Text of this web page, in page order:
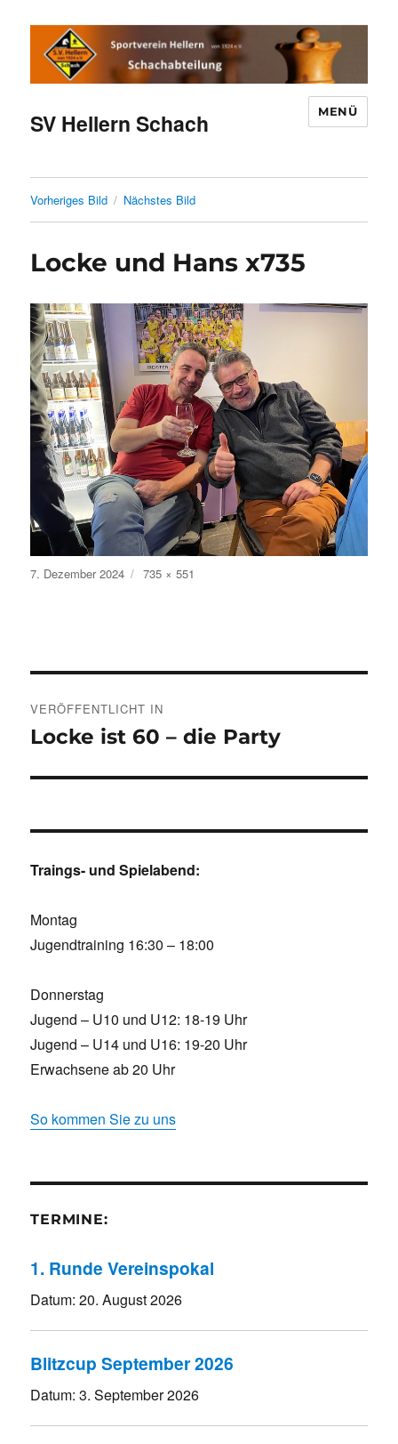
SV Hellern Schach MENÜ
Vorheriges Bild Nächstes Bild
Locke und Hans x735
Veröffentlicht
7. Dezember 2024 Volle
735 × 551
VERÖFFENTLICHT IN
Locke ist 60 – die Party
Traings- und Spielabend:
Montag
Jugendtraining 16:30 – 18:00
Donnerstag
Jugend – U10 und U12: 18-19 Uhr
Jugend – U14 und U16: 19-20 Uhr
Erwachsene ab 20 Uhr
So kommen Sie zu uns
TERMINE:
1. Runde Vereinspokal
Datum:20. August 2026
Blitzcup September 2026
Datum:3. September 2026